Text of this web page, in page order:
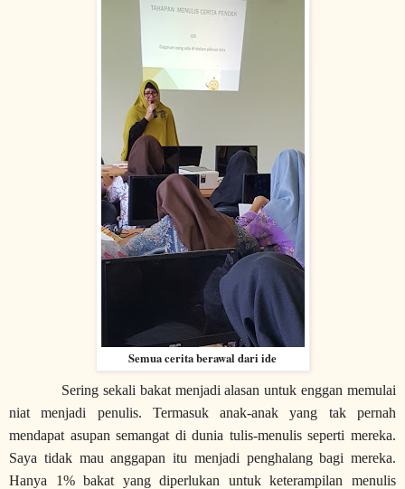
Semua cerita berawal dari ide
Sering sekali bakat menjadi alasan untuk enggan memulai
niat menjadi penulis. Termasuk anak-anak yang tak pernah
mendapat asupan semangat di dunia tulis-menulis seperti mereka.
Saya tidak mau anggapan itu menjadi penghalang bagi mereka.
Hanya 1% bakat yang diperlukan untuk keterampilan menulis